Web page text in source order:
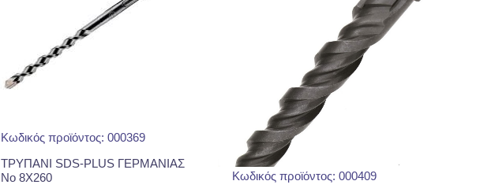
Κωδικός προϊόντος: 000369
ΤΡΥΠΑΝΙ SDS-PLUS ΓΕΡΜΑΝΙΑΣ
No 8Χ260
Κωδικός προϊόντος: 000409